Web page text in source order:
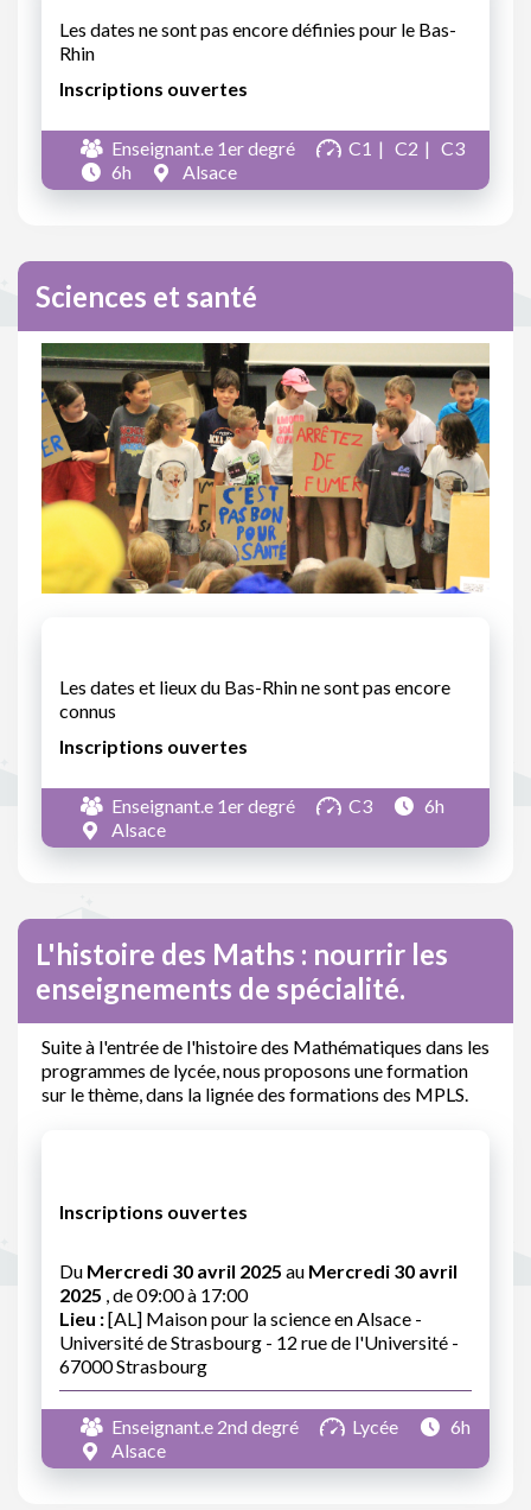
Les dates ne sont pas encore définies pour le Bas-
Rhin
Inscriptions ouvertes
Enseignant.e 1er degré C1 C2
C3
6h
Alsace
Sciences et santé
Les dates et lieux du Bas-Rhin ne sont pas encore
connus
Inscriptions ouvertes
Enseignant.e 1er degré C3
6h
Alsace
L'histoire des Maths : nourrir les
enseignements de spécialité.
Suite à l'entrée de l'histoire des Mathématiques dans les
programmes de lycée, nous proposons une formation
sur le thème, dans la lignée des formations des MPLS.
Inscriptions ouvertes
Du Mercredi 30 avril 2025 au Mercredi 30 avril
2025 , de 09:00 à 17:00
Lieu :[AL] Maison pour la science en Alsace -
Université de Strasbourg - 12 rue de l'Université -
67000 Strasbourg
Enseignant.e 2nd degré Lycée
6h
Alsace